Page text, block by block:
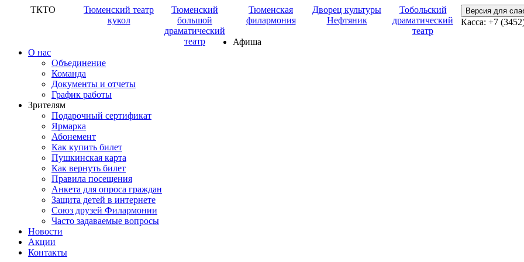
ТКТО
Тюменский театр
кукол
Тюменский
большой
драматический
театр
Тюменская
филармония
Дворец культуры
Нефтяник
Тобольский
драматический
театр
Версия для
Касса: +7
Афиша
О нас
Объединение
Команда
Документы и отчеты
График работы
Зрителям
Подарочный сертификат
Ярмарка
Абонемент
Как купить билет
Пушкинская карта
Как вернуть билет
Правила посещения
Анкета для опроса граждан
Защита детей в интернете
Союз друзей Филармонии
Часто задаваемые вопросы
Новости
Акции
Контакты